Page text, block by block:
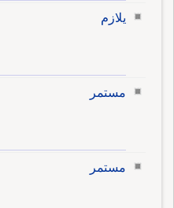
يلازم
مستمر
مستمر